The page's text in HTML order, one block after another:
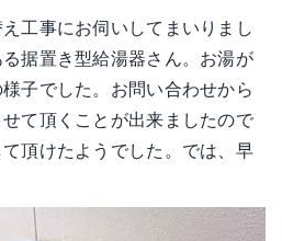
工事にお伺いしてまいりまし
据置き型給湯器さん。お湯が
子でした。お問い合わせから
て頂くことが出来ましたので
頂けたようでした。では、早